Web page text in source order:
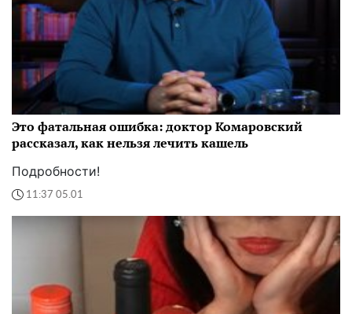
Это фатальная ошибка: доктор Комаровский
рассказал, как нельзя лечить кашель
Подробности!
11:37 05.01